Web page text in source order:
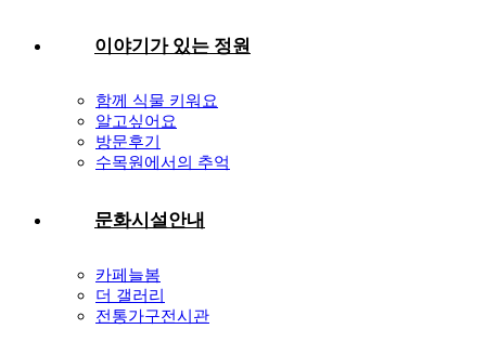
이야기가 있는 정원
함께 식물 키워요
알고싶어요
방문후기
수목원에서의 추억
문화시설안내
카페늘봄
더 갤러리
전통가구전시관